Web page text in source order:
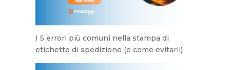
I 5 errori più comuni nella stampa di
etichette di spedizione (e come evitarli)